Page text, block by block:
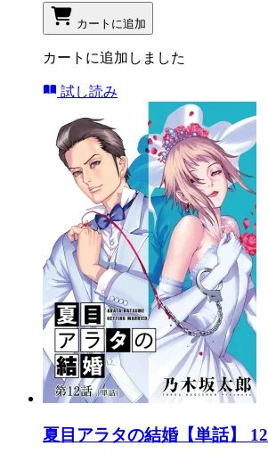
カートに追加
カートに追加しました
試し読み
夏目アラタの結婚【単話】 12